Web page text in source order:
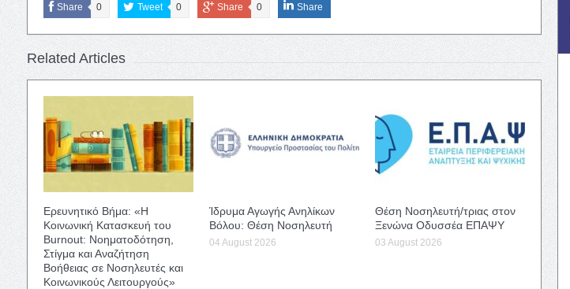
Share 0 Tweet 0 Share 0 Share
Related Articles
Ερευνητικό Βήμα: «Η
Κοινωνική Κατασκευή του
Burnout: Νοηματοδότηση,
Στίγμα και Αναζήτηση
Βοήθειας σε Νοσηλευτές και
Κοινωνικούς Λειτουργούς»
Ίδρυμα Αγωγής Ανηλίκων
Βόλου: Θέση Νοσηλευτή
04 August 2026
Θέση Νοσηλευτή/τριας στον
Ξενώνα Οδυσσέα ΕΠΑΨΥ
03 August 2026